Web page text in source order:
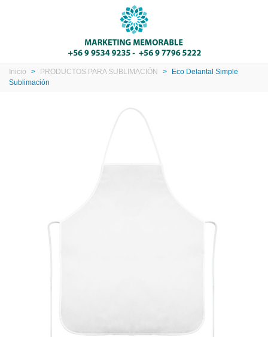
Inicio > PRODUCTOS PARA SUBLIMACIÓN >
Eco Delantal Simple
Sublimación